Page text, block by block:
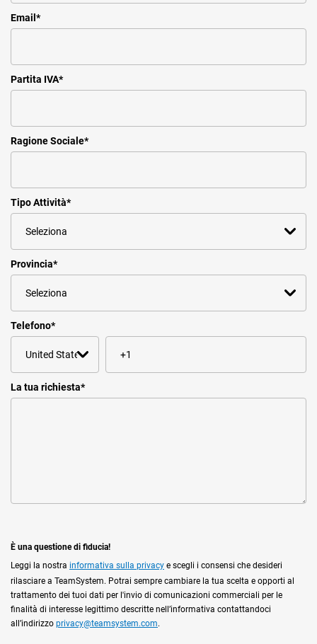
Email *
Partita IVA*
Ragione Sociale*
Tipo Attività*
Provincia*
Telefono*
La tua richiesta*
È una questione di fiducia!
Leggi la nostra informativa sulla privacy e scegli i consensi che desideri
rilasciare a TeamSystem. Potrai sempre cambiare la tua scelta e opporti al
trattamento dei tuoi dati per l'invio di comunicazioni commerciali per le
finalità di interesse legittimo descritte nell’informativa contattandoci
all’indirizzo privacy@teamsystem.com.